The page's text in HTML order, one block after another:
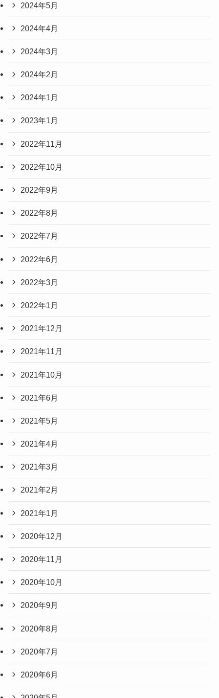
2024年5月
2024年4月
2024年3月
2024年2月
2024年1月
2023年1月
2022年11月
2022年10月
2022年9月
2022年8月
2022年7月
2022年6月
2022年3月
2022年1月
2021年12月
2021年11月
2021年10月
2021年6月
2021年5月
2021年4月
2021年3月
2021年2月
2021年1月
2020年12月
2020年11月
2020年10月
2020年9月
2020年8月
2020年7月
2020年6月